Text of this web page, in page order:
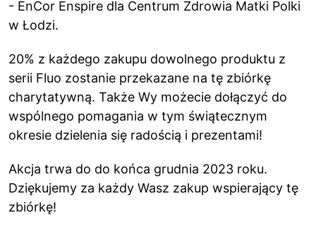
- EnCor Enspire dla Centrum Zdrowia Matki Polki
w Łodzi.
20% z każdego zakupu dowolnego produktu z
serii Fluo zostanie przekazane na tę zbiórkę
charytatywną. Także Wy możecie dołączyć do
wspólnego pomagania w tym świątecznym
okresie dzielenia się radością i prezentami!
Akcja trwa do do końca grudnia 2023 roku.
Dziękujemy za każdy Wasz zakup wspierający tę
zbiórkę!